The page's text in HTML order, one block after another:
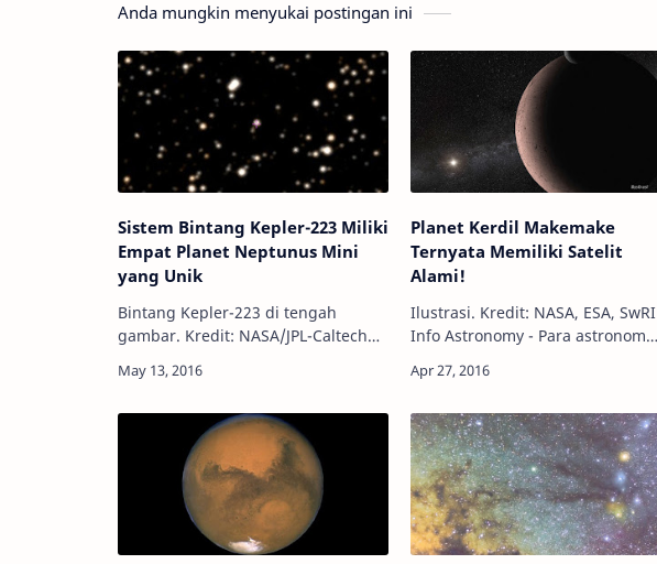
Anda mungkin menyukai postingan ini
Sistem Bintang Kepler-223 Miliki
Empat Planet Neptunus Mini
yang Unik
Bintang Kepler-223 di tengah
gambar. Kredit: NASA/JPL-Caltech
bintang yang memiliki empat planet
Planet Kerdil Makemake
Ternyata Memiliki Satelit
Alami!
Ilustrasi. Kredit: NASA, ESA, SwRI
Info Astronomy - Para astronom
Hubble berhasil menemukan
satelit alami kecil y…